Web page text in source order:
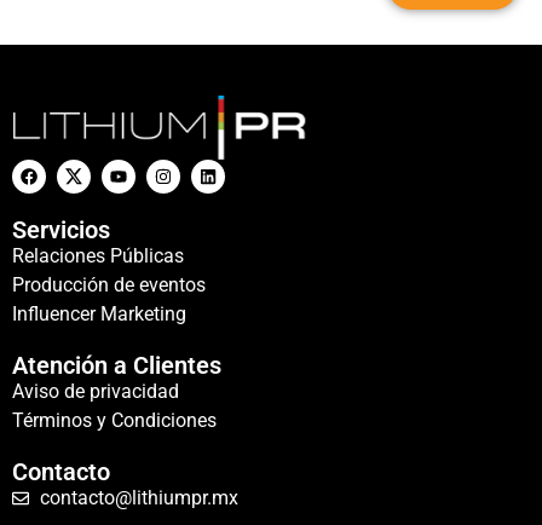
Servicios
Relaciones Públicas
Producción de eventos
Influencer Marketing
Atención a Clientes
Aviso de privacidad
Términos y Condiciones
Contacto
contacto@lithiumpr.mx